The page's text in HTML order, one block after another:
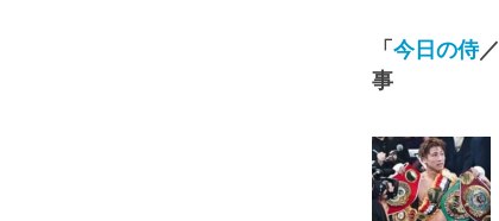
「 今日の侍／
事